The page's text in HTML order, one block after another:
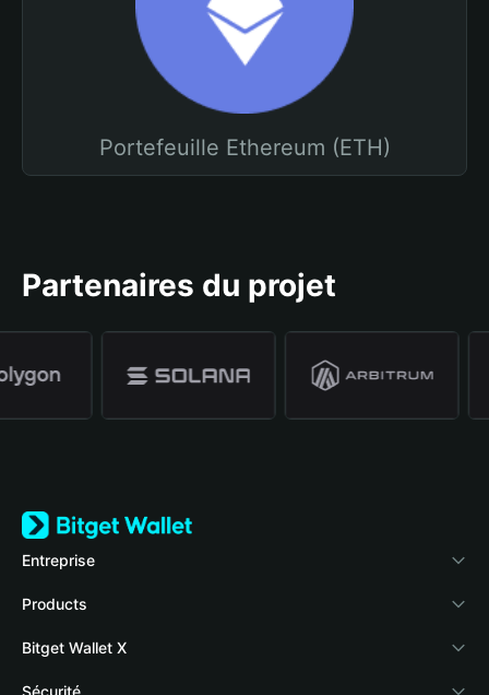
Portefeuille Ethereum (ETH)
Partenaires du projet
Entreprise
À propos de Bitget Wallet
Blog
Academy
Products
Crypto Card
Stablecoin Earn
Bitget Wallet X
Développeurs
Sécurité